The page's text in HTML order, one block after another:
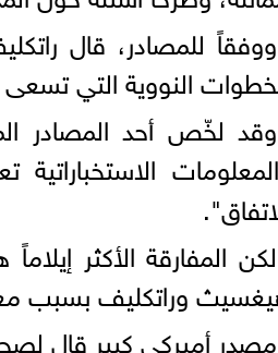
ووفقاً للمصادر، قال
النووية التي تسعى
وقد لخّص أحد المصادر
الاستخباراتية
لكن المفارقة الأكثر
وراتكليف بسبب
مصدر أميركي كبير قال